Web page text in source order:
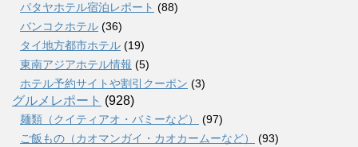
パタヤホテル宿泊レポート (88)
バンコクホテル (36)
タイ地方都市ホテル (19)
東南アジアホテル情報 (5)
ホテル予約サイトや割引クーポン (3)
グルメレポート (928)
麺類（クイティアオ・バミーなど）
(97)
ご飯もの（カオマンガイ・カオカームーなど）
(93)